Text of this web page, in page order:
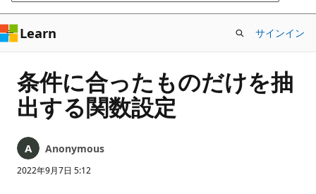
キ
ッ
プ
Learn サインイン
条件に合ったものだけを抽
出する関数設定
Anonymous
2022年9月7日 5:12